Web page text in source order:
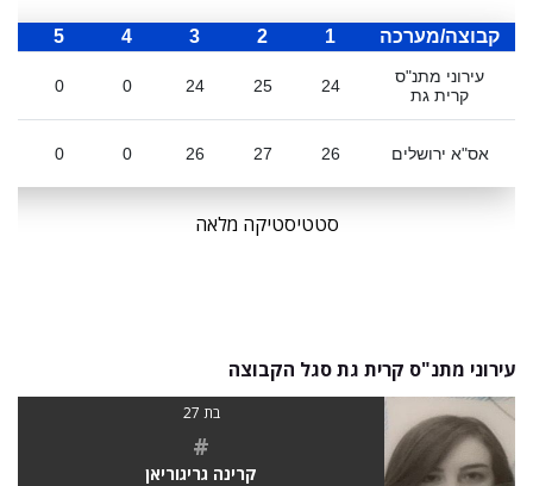
קבוצה/מערכה 1
2
3
4
5
עירוני מתנ"ס
קרית גת
24
25
24
0
0
אס"א ירושלים 26
27
26
0
0
סטטיסטיקה מלאה
עירוני מתנ"ס קרית גת סגל הקבוצה
בת 27
#
קרינה גריגוריאן